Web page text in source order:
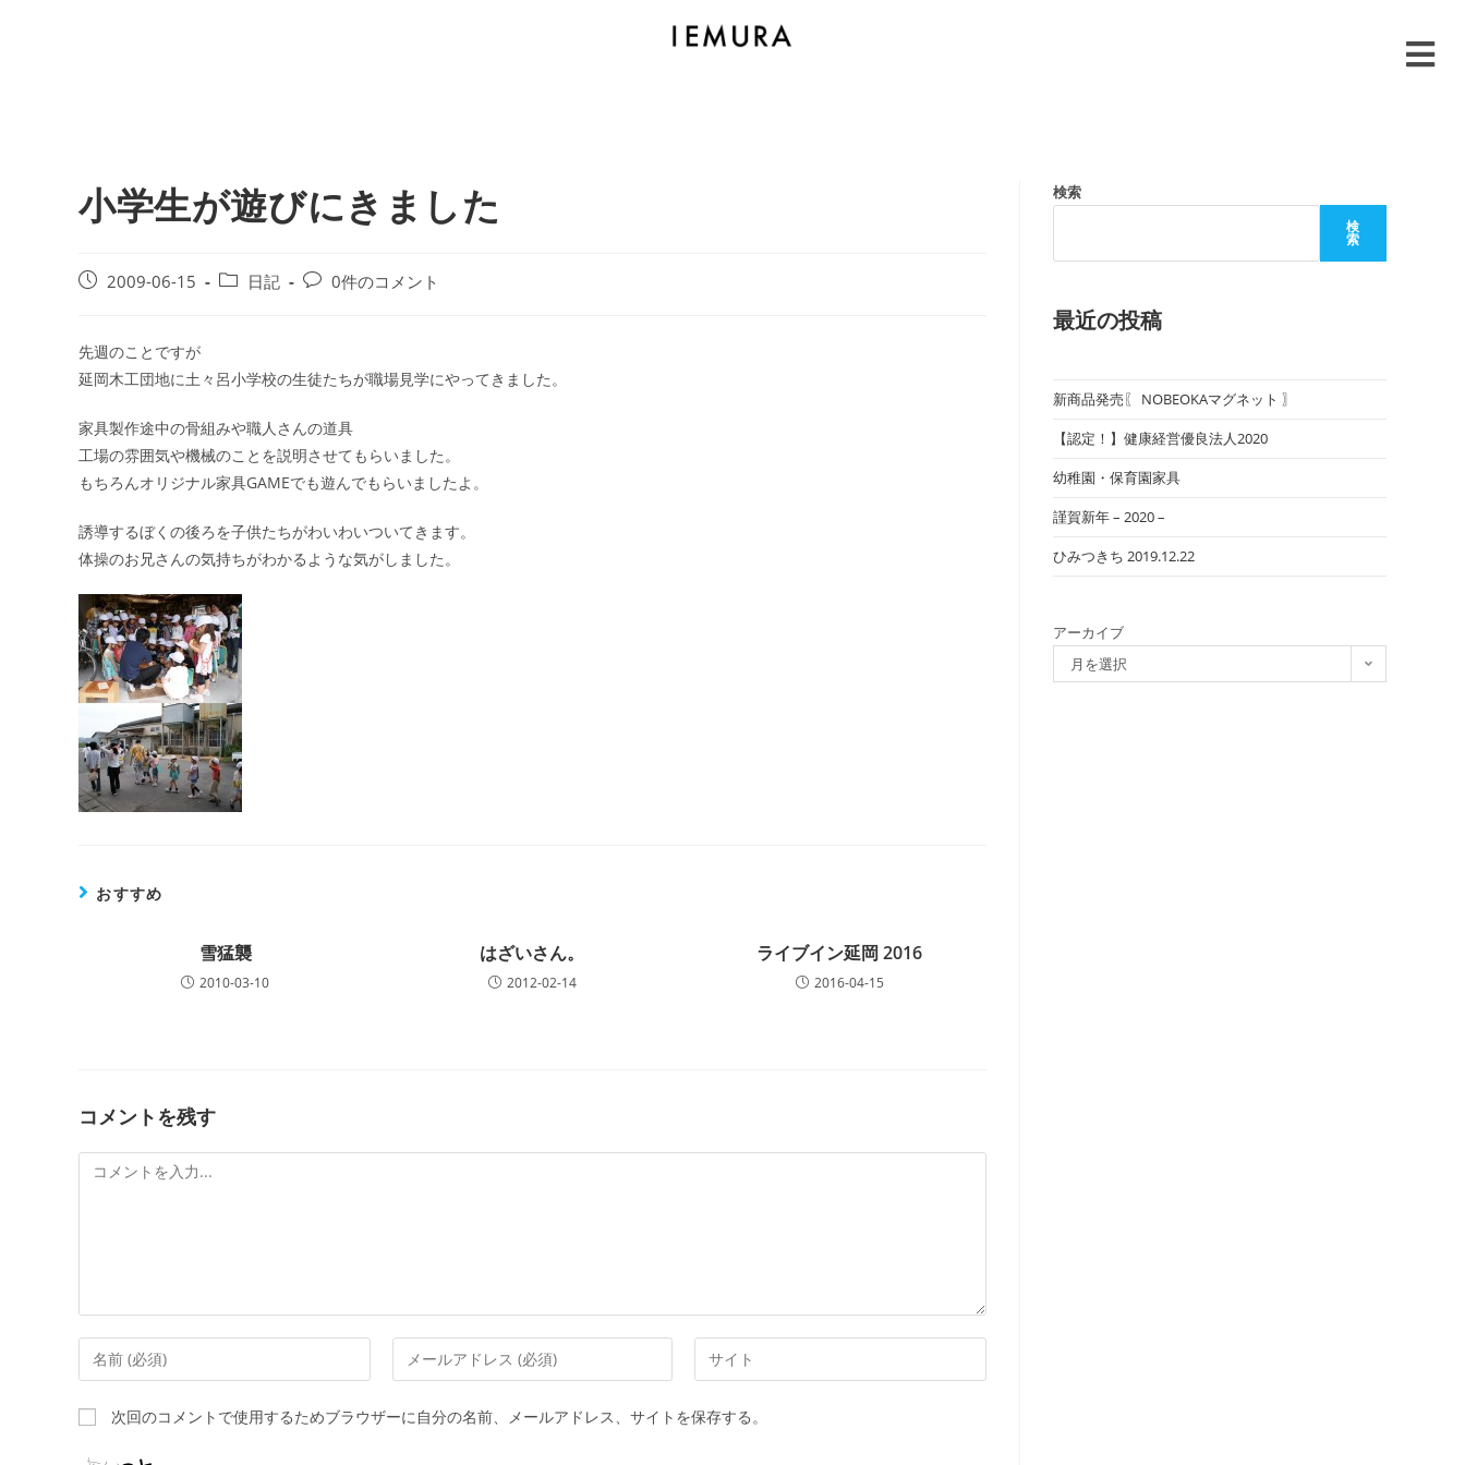
小学生が遊びにきました
2009-06-15 日記 0件のコメント
先週のことですが
延岡木工団地に土々呂小学校の生徒たちが職場見学にやってきました。
家具製作途中の骨組みや職人さんの道具
工場の雰囲気や機械のことを説明させてもらいました。
もちろんオリジナル家具GAMEでも遊んでもらいましたよ。
誘導するぼくの後ろを子供たちがわいわいついてきます。
体操のお兄さんの気持ちがわかるような気がしました。
おすすめ
雪猛襲
2010-03-10
はざいさん。
2012-02-14
ライブイン延岡 2016
2016-04-15
コメントを残す
次回のコメントで使用するためブラウザーに自分の名前、メールアドレス、サイトを保存する。
検索
検
索
最近の投稿
新商品発売〖 NOBEOKAマグネット 〗
【認定！】健康経営優良法人2020
幼稚園・保育園家具
謹賀新年 – 2020 –
ひみつきち 2019.12.22
アーカイブ
月を選択